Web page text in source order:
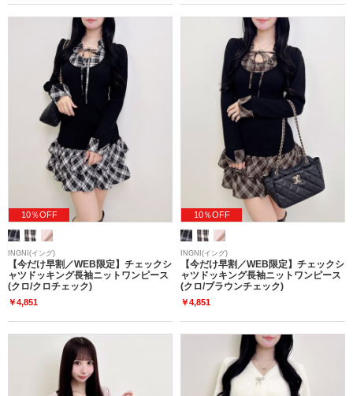
10％OFF
INGNI(イング)
【今だけ早割／WEB限定】チェックシ
ャツドッキング長袖ニットワンピース
(クロ/クロチェック)
￥4,851
10％OFF
INGNI(イング)
【今だけ早割／WEB限定】チェックシ
ャツドッキング長袖ニットワンピース
(クロ/ブラウンチェック)
￥4,851